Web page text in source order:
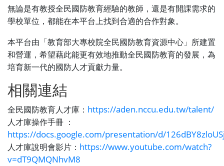
無論是有教授全民國防教育經驗的教師，還是有開課需求的
學校單位，都能在本平台上找到合適的合作對象。
本平台由「教育部大專校院全民國防教育資源中心」所建置
和營運，希望藉此能更有效地推動全民國防教育的發展，為
培育新一代的國防人才貢獻力量。
相關連結
全民國防教育人才庫： https://aden.nccu.edu.tw/talent/
人才庫操作手冊 ：
https://docs.google.com/presentation/d/
人才庫說明會影片： https://www.youtube.com/watch?
v=dT9QMQNhvM8